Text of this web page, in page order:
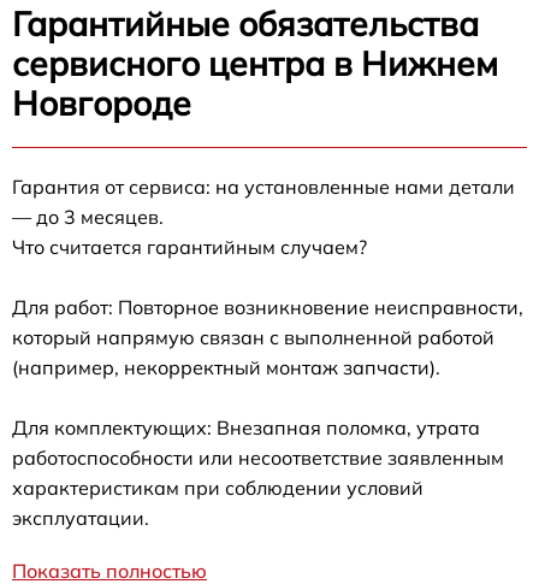
Гарантийные обязательства
сервисного центра в Нижнем
Новгороде
Гарантия от сервиса: на установленные нами детали
— до 3 месяцев.
Что считается гарантийным случаем?
Для работ: Повторное возникновение неисправности,
который напрямую связан с выполненной работой
(например, некорректный монтаж запчасти).
Для комплектующих: Внезапная поломка, утрата
работоспособности или несоответствие заявленным
характеристикам при соблюдении условий
эксплуатации.
Показать полностью